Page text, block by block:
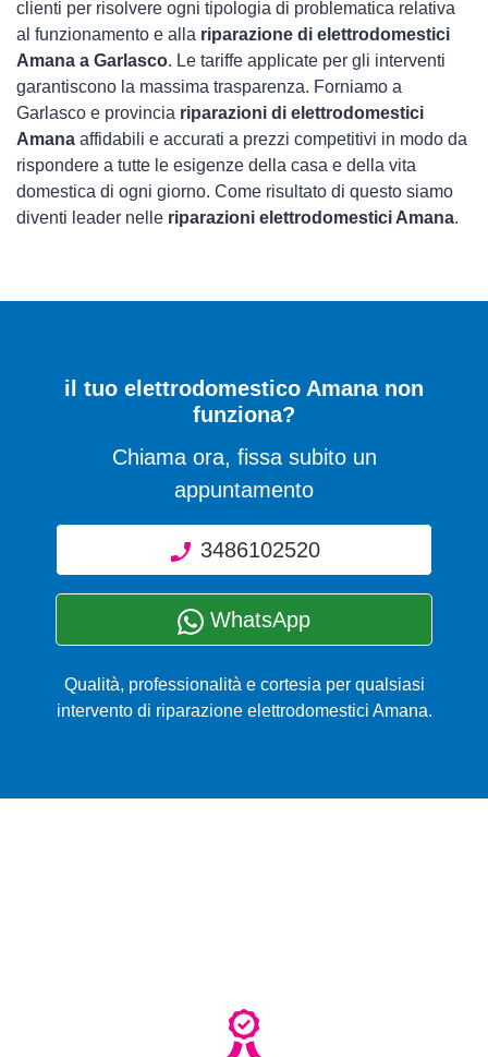
clienti per risolvere ogni tipologia di problematica relativa
al funzionamento e alla riparazione di elettrodomestici
Amana a Garlasco. Le tariffe applicate per gli interventi
garantiscono la massima trasparenza. Forniamo a
Garlasco e provincia riparazioni di elettrodomestici
Amana affidabili e accurati a prezzi competitivi in modo da
rispondere a tutte le esigenze della casa e della vita
domestica di ogni giorno. Come risultato di questo siamo
diventi leader nelle riparazioni elettrodomestici Amana.
il tuo elettrodomestico Amana non
funziona?
Chiama ora, fissa subito un
appuntamento
3486102520
WhatsApp
Qualità, professionalità e cortesia per qualsiasi
intervento di riparazione elettrodomestici Amana.